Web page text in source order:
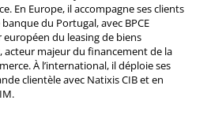
En Europe, il accompagne ses clients
du Portugal, avec BPCE
du leasing de biens
acteur majeur du financement de la
À l’international, il déploie ses
clientèle avec Natixis CIB et en